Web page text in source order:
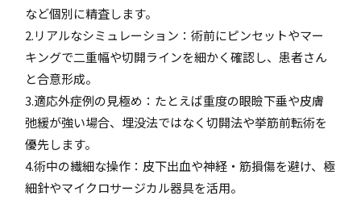
など個別に精査します。
2.リアルなシミュレーション：術前にピンセットやマー
キングで二重幅や切開ラインを細かく確認し、患者さん
と合意形成。
3.適応外症例の見極め：たとえば重度の眼瞼下垂や皮膚
弛緩が強い場合、埋没法ではなく切開法や挙筋前転術を
優先します。
4.術中の繊細な操作：皮下出血や神経・筋損傷を避け、極
細針やマイクロサージカル器具を活用。